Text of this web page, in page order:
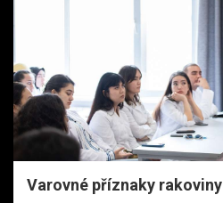
Varovné příznaky rakoviny